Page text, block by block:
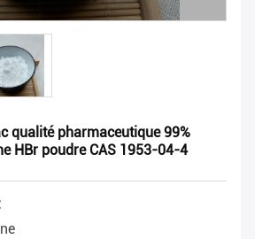
qualité pharmaceutique 99%
HBr poudre CAS 1953-04-4